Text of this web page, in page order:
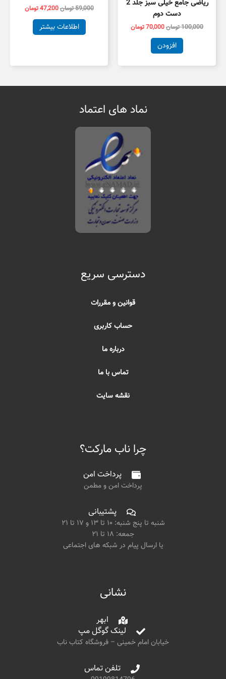
ریاضی جامع خیلی سبز جلد 2
دست دوم
100,000تومان70,000تومان
افزودن
59,000تومان47,200تومان
اطلاعات بیشتر
نماد های اعتماد
دسترسی سریع
قوانین و مقررات
حساب کاربری
درباره ما
تماس با ما
نقشه سایت
چرا ناب مارکت؟
پرداخت امن
پرداخت امن و مطمن
پشتیبانی
شنبه تا پنج شنبه: ۱۰ تا ۱۳ و ۱۷ تا ۲۱
جمعه: ۱۸ تا ۲۱
یا ارسال پیام در شبکه های اجتماعی
نشانی
ابهر
لینک گوگل مپ
خیابان امام خمینی – فروشگاه کتاب ناب
تلفن تماس